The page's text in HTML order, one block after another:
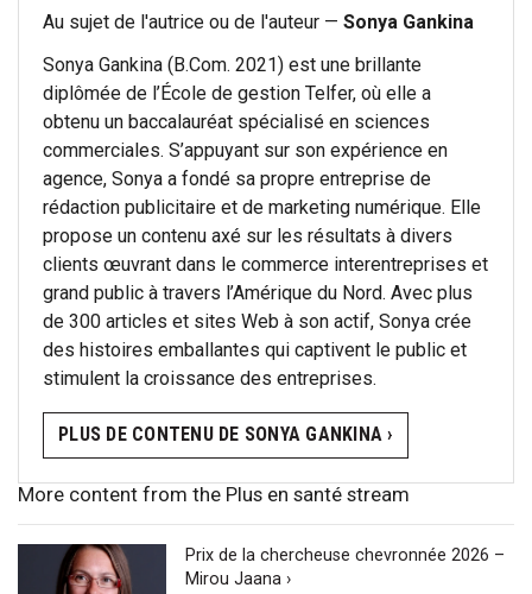
Au sujet de l'autrice ou de l'auteur — Sonya Gankina
Sonya Gankina (B.Com. 2021) est une brillante
diplômée de l’École de gestion Telfer, où elle a
obtenu un baccalauréat spécialisé en sciences
commerciales. S’appuyant sur son expérience en
agence, Sonya a fondé sa propre entreprise de
rédaction publicitaire et de marketing numérique. Elle
propose un contenu axé sur les résultats à divers
clients œuvrant dans le commerce interentreprises et
grand public à travers l’Amérique du Nord. Avec plus
de 300 articles et sites Web à son actif, Sonya crée
des histoires emballantes qui captivent le public et
stimulent la croissance des entreprises.
PLUS DE CONTENU DE SONYA GANKINA ›
More content from the Plus en santé stream
Prix de la chercheuse chevronnée 2026 –
Mirou Jaana ›